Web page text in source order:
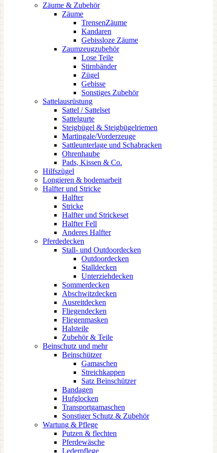
Zäume & Zubehör
Zäume
TrensenZäume
Kandaren
Gebissloze Zäume
Zaumzeugzubehör
Lose Teile
Stirnbänder
Zügel
Gebisse
Sonstiges Zubehör
Sattelausrüstung
Sattel / Sattelset
Sattelgurte
Steigbügel & Steigbügelriemen
Martingale/Vorderzeuge
Sattleunterlage und Schabracken
Ohrenhaube
Pads, Kissen & Co.
Hilfszügel
Longieren & bodemarbeit
Halfter und Stricke
Halfter
Stricke
Halfter und Strickeset
Halfter Fell
Anderes Halfter
Pferdedecken
Stall- und Outdoordecken
Outdoordecken
Stalldecken
Unterziehdecken
Sommerdecken
Abschwitzdecken
Ausreitdecken
Fliegendecken
Fliegenmasken
Halsteile
Zubehör & Teile
Beinschutz und mehr
Beinschützer
Gamaschen
Streichkappen
Satz Beinschützer
Bandagen
Hufglocken
Transportgamaschen
Sonstiger Schutz & Zubehör
Wartung & Pflege
Putzen & flechten
Pferdewäsche
Lederpflege